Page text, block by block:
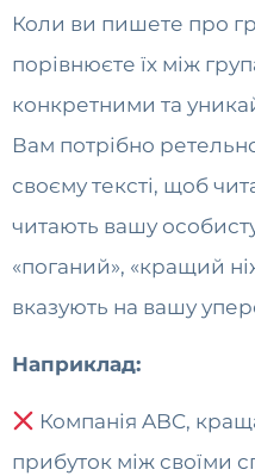
Коли ви пишете про
порівнюєте їх між
конкретними та
Вам потрібно
своєму тексті, щоб
читають вашу
«поганий», «кращий
вказують на вашу
Наприклад:
Компанія ABC,
прибуток між своїми